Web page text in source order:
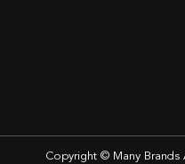
Copyright © Many Brands